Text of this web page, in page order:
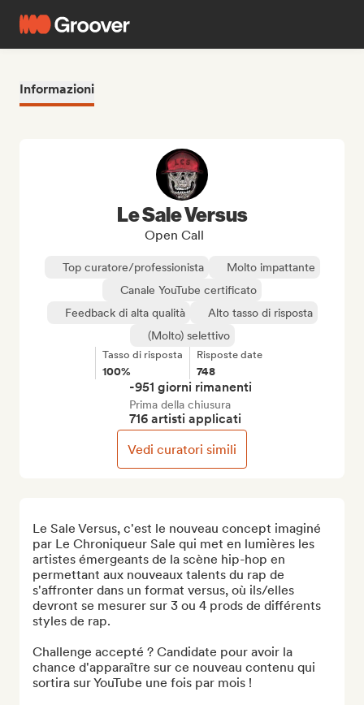
Informazioni
Le Sale Versus, c'est le nouveau concept imaginé
par Le Chroniqueur Sale qui met en lumières les
artistes émergeants de la scène hip-hop en
permettant aux nouveaux talents du rap de
s'affronter dans un format versus, où ils/elles
devront se mesurer sur 3 ou 4 prods de différents
styles de rap.
Challenge accepté ? Candidate pour avoir la
chance d'apparaître sur ce nouveau contenu qui
sortira sur YouTube une fois par mois !
Le Sale Versus
Open Call
Top curatore/professionista
Molto impattante
Canale YouTube certificato
Feedback di alta qualità
Alto tasso di risposta
(Molto) selettivo
Tasso di risposta
100%
Risposte date
748
-951 giorni rimanenti
Prima della chiusura
716 artisti applicati
Vedi curatori simili